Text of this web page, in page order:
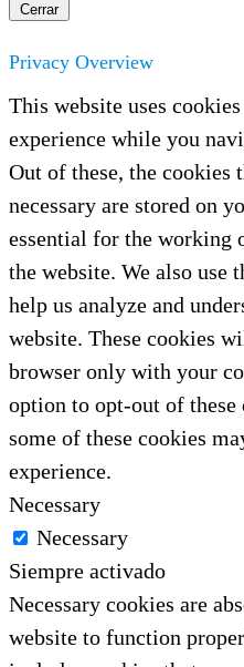
Cerrar
Privacy Overview
This website uses
experience while you
Out of these, the cookies
necessary are stored on
essential for the working
the website. We also use
help us analyze and
website. These cookies
browser only with your
option to opt-out of
some of these cookies
experience.
Necessary
Necessary
Siempre activado
Necessary cookies are
website to function